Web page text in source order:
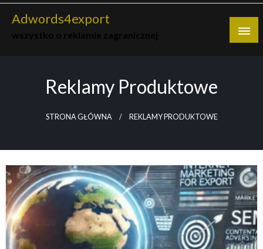
Skip
Adwords4export
Reklamy Produktowe
STRONA GŁÓWNA REKLAMY PRODUKTOWE